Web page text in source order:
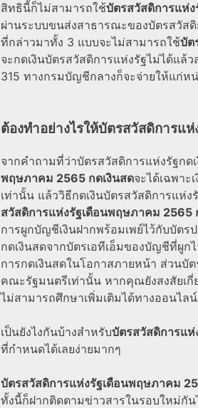
สิทธินี้ก็ไม่สามารถใช้บัตรสวัสดิการแห่
ผ่านระบบขนส่งสาธารณะของบัตรสวัส
ที่กล่าวมาทั้ง 3 แบบจะไม่สามารถใช้บัต
จะกดเงินบัตรสวัสดิการแห่งรัฐไม่ได้แล้ว
315 ทางกรมบัญชีกลางก็จะจ่ายให้แก่ห
ต้องทำอย่างไรให้บัตรสวัสดิการแ
จากคำถามที่ว่าบัตรสวัสดิการแห่งรัฐกด
พฤษภาคม 2565 กดเงินสดจะได้เฉพาะ
เท่านั้น แล้ววิธีกดเงินบัตรสวัสดิการแห่ง
สวัสดิการแห่งรัฐเดือนพฤษภาคม 2565
การผูกบัญชีเงินฝากพร้อมเพย์ไว้กับบัตร
กดเงินสดจากบัตรเอทีเอ็มของบัญชีที่ผูก
การกดเงินสดในโอกาสภายหน้า ส่วนบัต
คณะรัฐมนตรีเท่านั้น หากคุณยังสงสัยเกี่
ไม่สามารถศึกษาเพิ่มเติมได้ทางออนไลน์
เป็นยังไงกันบ้างสำหรับบัตรสวัสดิการแ
ที่กำหนดได้เลยง่ายมากๆ
บัตรสวัสดิการแห่งรัฐเดือนพฤษภาคม
ทั้งนี้ก็ฝากติดตามข่าวสารในรอบใหม่กั